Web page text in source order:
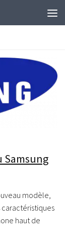
Samsung
modèle,
haut de